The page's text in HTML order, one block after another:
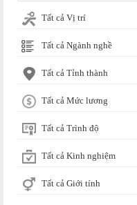
Tất cả Vị trí
Tất cả Ngành nghề
Tất cả Tỉnh thành
Tất cả Mức lương
Tất cả Trình độ
Tất cả Kinh nghiệm
Tất cả Giới tính